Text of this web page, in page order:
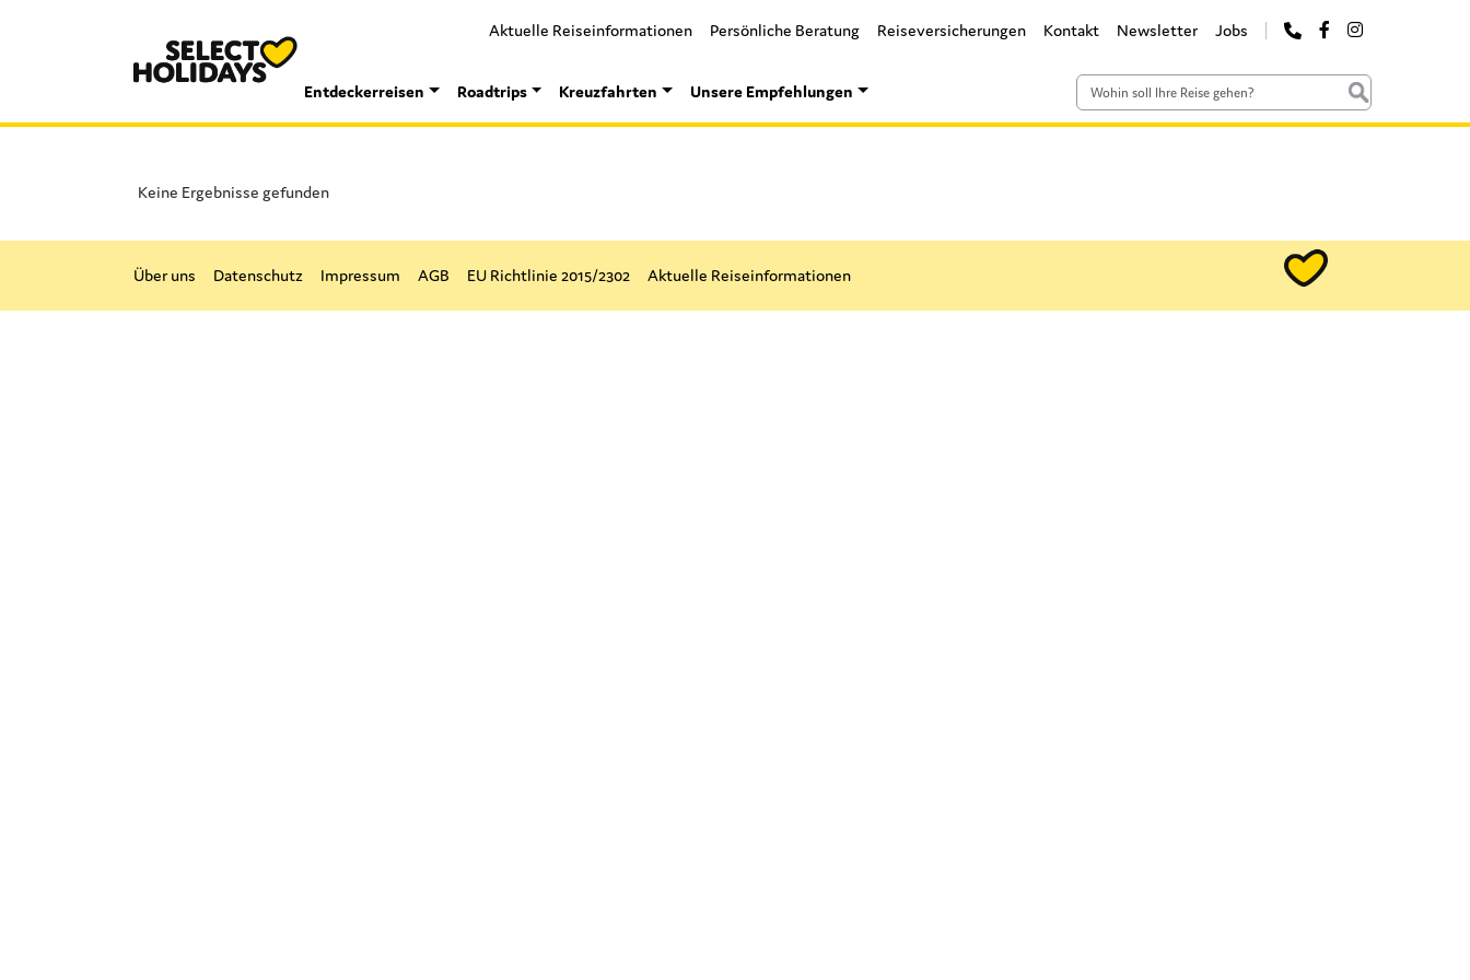
Aktuelle Reiseinformationen Persönliche Beratung Reiseversicherungen Kontakt Newsletter Jobs
Entdeckerreisen Roadtrips Kreuzfahrten Unsere Empfehlungen
Keine Ergebnisse gefunden
Über uns Datenschutz Impressum AGB EU Richtlinie 2015/2302​ Aktuelle Reiseinformationen